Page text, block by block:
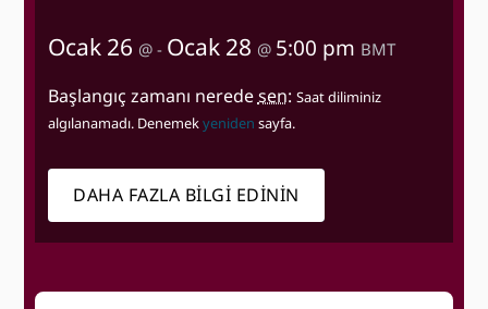
Ocak 26 @ - Ocak 28 @ 5:00 pm BMT
Başlangıç ​​zamanı neredesen: Saat diliminiz
algılanamadı. Denemekyeniden sayfa.
DAHA FAZLA BILGI EDININ